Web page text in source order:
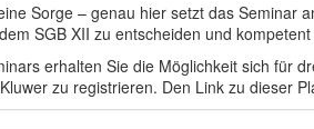
Sorge – genau hier setzt das Seminar
SGB XII zu entscheiden und
erhalten Sie die Möglichkeit sich für
zu registrieren. Den Link zu dieser